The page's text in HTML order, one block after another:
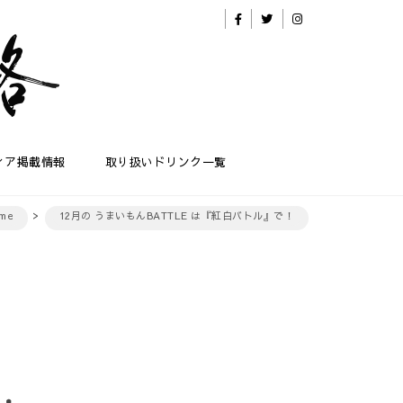
ア掲載情報 取り扱いドリンク一覧
12月の うまいもんBATTLE は『紅白バトル』で！